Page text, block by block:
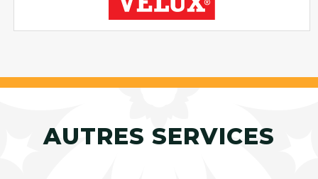
AUTRES SERVICES